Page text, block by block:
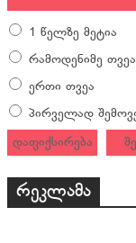
1 წელზე მეტია
რამოდენიმე თვეა
ერთი თვეა
პირველად
დაფიქსირება
რეკლამა